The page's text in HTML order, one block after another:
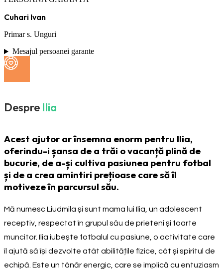
Cuhari Ivan
Primar s. Unguri
Mesajul persoanei garante
Despre Ilia
Acest ajutor ar însemna enorm pentru Ilia,
oferindu-i șansa de a trăi o vacanță plină de
bucurie, de a-și cultiva pasiunea pentru fotbal
și de a crea amintiri prețioase care să îl
motiveze în parcursul său.
Mă numesc Liudmila și sunt mama lui Ilia, un adolescent
receptiv, respectat în grupul său de prieteni și foarte
muncitor. Ilia iubește fotbalul cu pasiune, o activitate care
îl ajută să își dezvolte atât abilitățile fizice, cât și spiritul de
echipă. Este un tânăr energic, care se implică cu entuziasm